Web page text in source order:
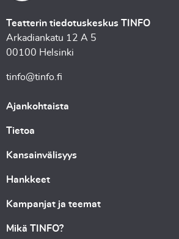
Teatterin tiedotuskeskus TINFO
Arkadiankatu 12 A 5
00100 Helsinki
tinfo@tinfo.fi
Ajankohtaista
Tietoa
Kansainvälisyys
Hankkeet
Kampanjat ja teemat
Mikä TINFO?